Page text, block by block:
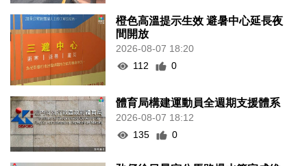
橙色高溫提示生效 避暑中心延長夜
間開放
2026-08-07 18:20
112
0
體育局構建運動員全週期支援體系
2026-08-07 18:12
135
0